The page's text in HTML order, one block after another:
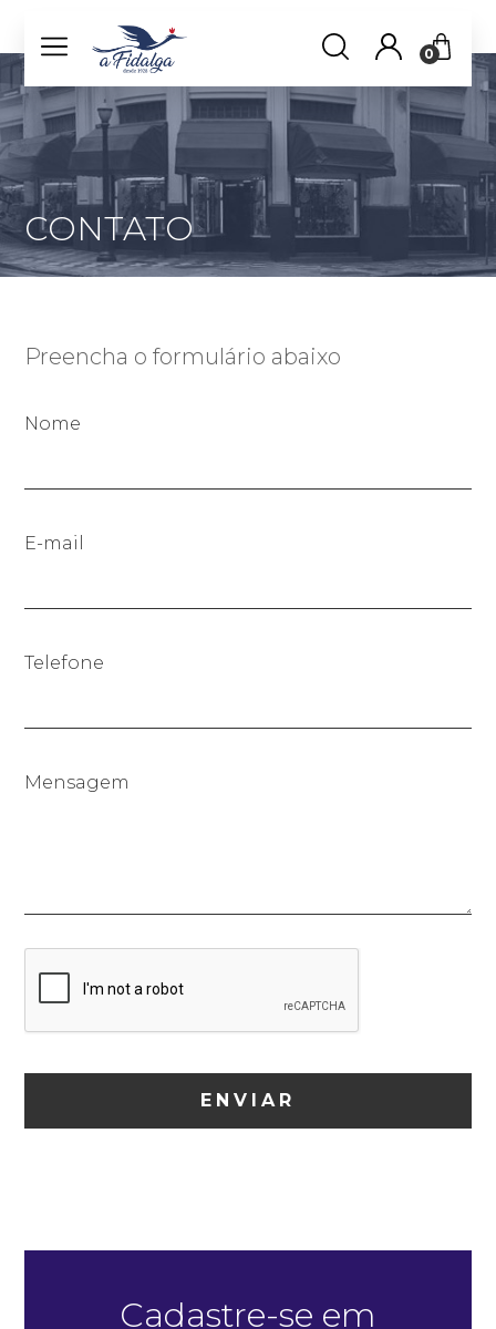
0
CONTATO
Preencha o formulário abaixo
Nome
E-mail
Telefone
Mensagem
ENVIAR
Cadastre-se em